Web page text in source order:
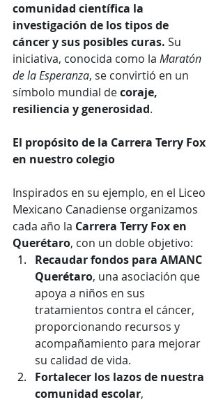
comunidad científica la
investigación de los tipos de
cáncer y sus posibles curas. Su
iniciativa, conocida como la Maratón
de la Esperanza, se convirtió en un
símbolo mundial de coraje,
resiliencia y generosidad.
El propósito de la Carrera Terry Fox
en nuestro colegio
Inspirados en su ejemplo, en el Liceo
Mexicano Canadiense organizamos
cada año la Carrera Terry Fox en
Querétaro, con un doble objetivo:
Recaudar fondos para AMANC
Querétaro, una asociación que
apoya a niños en sus
tratamientos contra el cáncer,
proporcionando recursos y
acompañamiento para mejorar
su calidad de vida.
Fortalecer los lazos de nuestra
comunidad escolar,